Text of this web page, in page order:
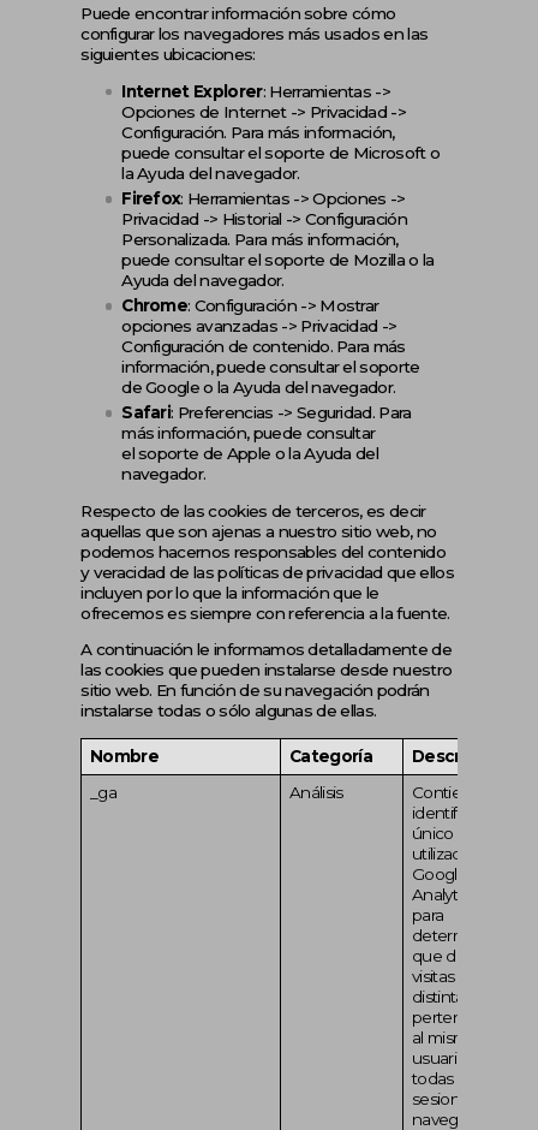
Puede encontrar información sobre cómo
configurar los navegadores más usados en las
siguientes ubicaciones:
Internet Explorer: Herramientas ->
Opciones de Internet -> Privacidad ->
Configuración. Para más información,
puede consultar elsoporte de Microsoft o
la Ayuda del navegador.
Firefox: Herramientas -> Opciones ->
Privacidad -> Historial -> Configuración
Personalizada. Para más información,
puede consultar elsoporte de Mozillao la
Ayuda del navegador.
Chrome: Configuración -> Mostrar
opciones avanzadas -> Privacidad ->
Configuración de contenido. Para más
información, puede consultar elsoporte
de Googleo la Ayuda del navegador.
Safari: Preferencias -> Seguridad. Para
más información, puede consultar
elsoporte de Apple o la Ayuda del
navegador.
Respecto de las cookies de terceros, es decir
aquellas que son ajenas a nuestro sitio web, no
podemos hacernos responsables del contenido
y veracidad de las políticas de privacidad que ellos
incluyen por lo que la información que le
ofrecemos es siempre con referencia a la fuente.
A continuación le informamos detalladamente de
las cookies que pueden instalarse desde nuestro
sitio web. En función de su navegación podrán
instalarse todas o sólo algunas de ellas.
Nombre Categoría Descripción
_ga
Análisis
Contiene un
identificador
único
utilizado por
Google
Analytics
para
determinar
que dos
visitas
distintas
pertenecen
al mismo
usuario en
todas las
sesiones de
navegación